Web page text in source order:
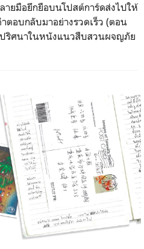
ยมือยึกยือบนโปสต์การ์ดส่งไปให้
ตอบกลับมาอย่างรวดเร็ว (ตอน
ริศนาในหนังแนวสืบสวนผจญภัย